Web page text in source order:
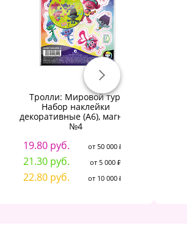
Тролли: Мировой тур.
Набор наклейки
декоративные (А6), магнит
№4
19.80 руб. от 50 000 ₽
21.30 руб. от 5 000 ₽
22.80 руб. от 10 000 ₽